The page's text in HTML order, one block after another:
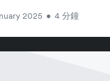
2025 • 4 分鐘